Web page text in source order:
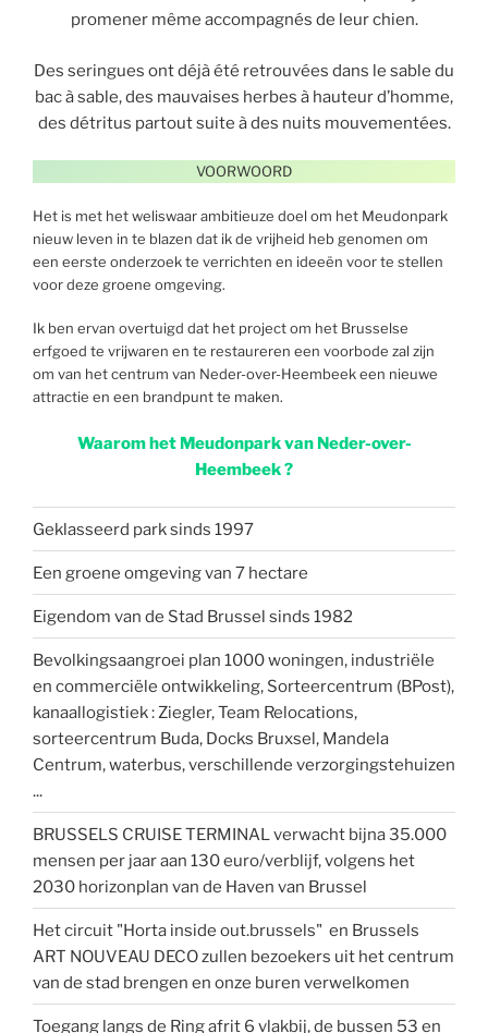
promener même accompagnés de leur chien.
Des seringues ont déjà été retrouvées dans le sable du
bac à sable, des mauvaises herbes à hauteur d’homme,
des détritus partout suite à des nuits mouvementées.
VOORWOORD
Het is met het weliswaar ambitieuze doel om het Meudonpark
nieuw leven in te blazen dat ik de vrijheid heb genomen om
een eerste onderzoek te verrichten en ideeën voor te stellen
voor deze groene omgeving.
Ik ben ervan overtuigd dat het project om het Brusselse
erfgoed te vrijwaren en te restaureren een voorbode zal zijn
om van het centrum van Neder-over-Heembeek een nieuwe
attractie en een brandpunt te maken.
Waarom het Meudonpark van Neder-over-
Heembeek ?
Geklasseerd park sinds 1997
Een groene omgeving van 7 hectare
Eigendom van de Stad Brussel sinds 1982
Bevolkingsaangroei plan 1000 woningen, industriële
en commerciële ontwikkeling, Sorteercentrum (BPost),
kanaallogistiek : Ziegler, Team Relocations,
sorteercentrum Buda, Docks Bruxsel, Mandela
Centrum, waterbus, verschillende verzorgingstehuizen
...
BRUSSELS CRUISE TERMINAL verwacht bijna 35.000
mensen per jaar aan 130 euro/verblijf, volgens het
2030 horizonplan van de Haven van Brussel
Het circuit "Horta inside out.brussels" en Brussels
ART NOUVEAU DECO zullen bezoekers uit het centrum
van de stad brengen en onze buren verwelkomen
Toegang langs de Ring afrit 6 vlakbij, de bussen 53 en